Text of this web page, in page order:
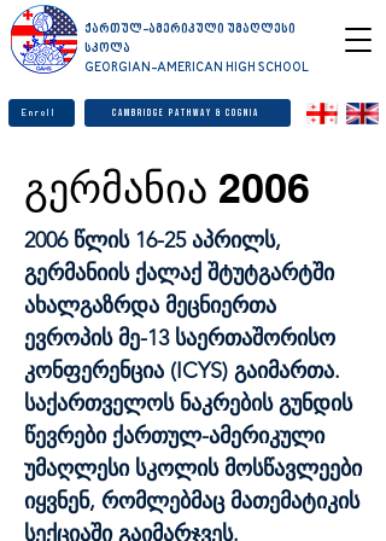
ქართულ-ამერიკული უმაღლესი
სკოლა
GEORGIAN-AMERICAN HIGH SCHOOL
Enroll Cambridge Pathway & Cognia
გერმანია 2006
2006 წლის 16-25 აპრილს,
გერმანიის ქალაქ შტუტგარტში
ახალგაზრდა მეცნიერთა
ევროპის მე-13 საერთაშორისო
კონფერენცია (ICYS) გაიმართა.
საქართველოს ნაკრების გუნდის
წევრები ქართულ-ამერიკული
უმაღლესი სკოლის მოსწავლეები
იყვნენ, რომლებმაც მათემატიკის
სექციაში გაიმარჯვეს.